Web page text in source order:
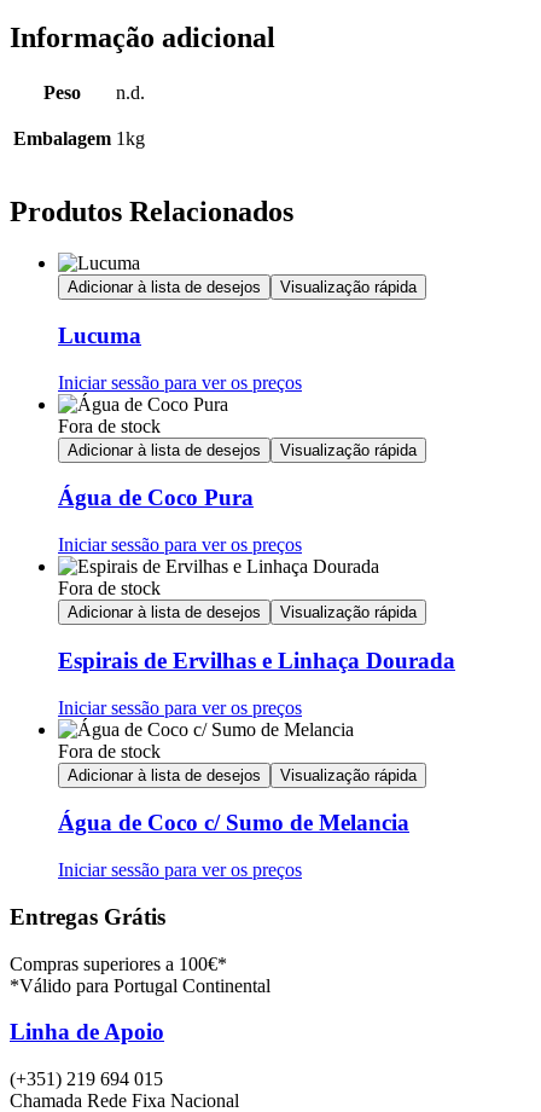
Informação adicional
Peso n.d.
Embalagem 1kg
Produtos Relacionados
Adicionar à lista de desejos Visualização rápida
Lucuma
Iniciar sessão para ver os preços
Fora de stock
Adicionar à lista de desejos Visualização rápida
Água de Coco Pura
Iniciar sessão para ver os preços
Fora de stock
Adicionar à lista de desejos Visualização rápida
Espirais de Ervilhas e Linhaça Dourada
Iniciar sessão para ver os preços
Fora de stock
Adicionar à lista de desejos Visualização rápida
Água de Coco c/ Sumo de Melancia
Iniciar sessão para ver os preços
Entregas Grátis
Compras superiores a 100€*
*Válido para Portugal Continental
Linha de Apoio
(+351) 219 694 015
Chamada Rede Fixa Nacional